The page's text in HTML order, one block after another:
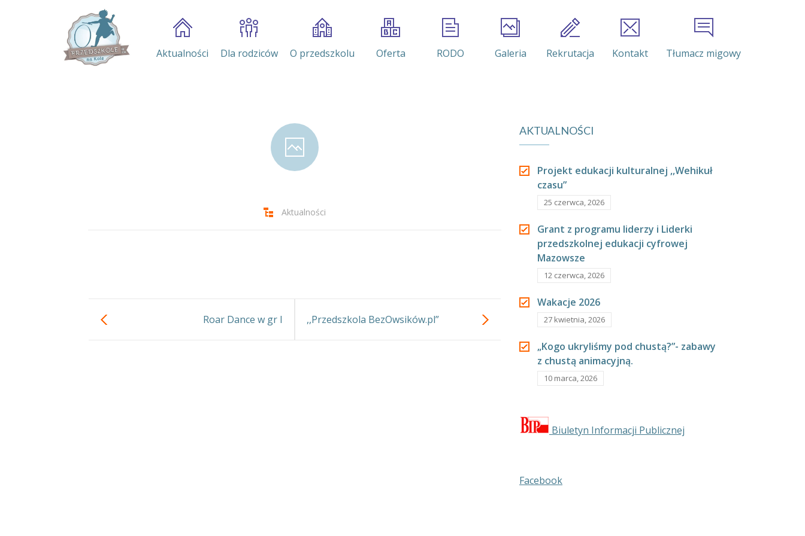
Aktualności Dla rodziców O przedszkolu Oferta RODO Galeria Rekrutacja Kontakt Tłumacz migowy
Aktualności
Roar Dance w gr I ,,Przedszkola BezOwsików.pl”
AKTUALNOŚCI
Projekt edukacji kulturalnej ,,Wehikuł
czasu”
25 czerwca, 2026
Grant z programu liderzy i Liderki
przedszkolnej edukacji cyfrowej
Mazowsze
12 czerwca, 2026
Wakacje 2026
27 kwietnia, 2026
„Kogo ukryliśmy pod chustą?”- zabawy
z chustą animacyjną.
10 marca, 2026
Biuletyn Informacji Publicznej
Facebook